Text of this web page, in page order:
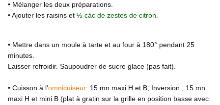
• Mélanger les deux préparations.
• Ajouter les raisins et ½ càc de zestes de citron.
• Mettre dans un moule à tarte et au four à 180° pendant 25
minutes.
Laisser refroidir. Saupoudrer de sucre glace (pas fait).
• Cuisson à l'omnicuiseur: 15 mn maxi H et B, Inversion , 15 mn
maxi H et mini B (plat à gratin sur la grille en position basse avec